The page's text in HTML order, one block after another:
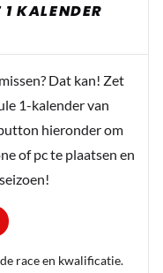
KALENDER
Dat kan! Zet
1-kalender van
hieronder om
of pc te plaatsen en
race en kwalificatie.